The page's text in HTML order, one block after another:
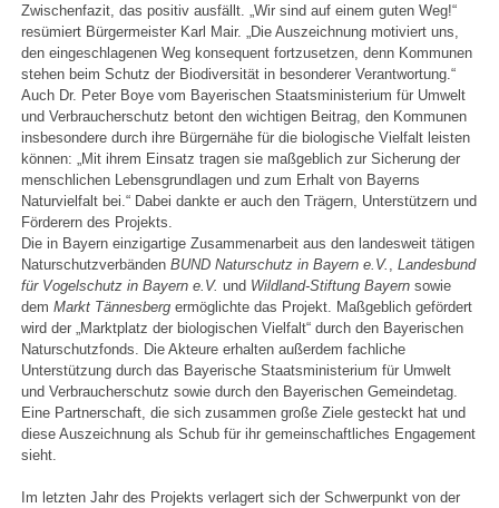
Zwischenfazit, das positiv ausfällt. „Wir sind auf einem guten Weg!“
resümiert Bürgermeister Karl Mair. „Die Auszeichnung motiviert uns,
den eingeschlagenen Weg konsequent fortzusetzen, denn Kommunen
stehen beim Schutz der Biodiversität in besonderer Verantwortung.“
Auch Dr. Peter Boye vom Bayerischen Staatsministerium für Umwelt
und Verbraucherschutz betont den wichtigen Beitrag, den Kommunen
insbesondere durch ihre Bürgernähe für die biologische Vielfalt leisten
können: „Mit ihrem Einsatz tragen sie maßgeblich zur Sicherung der
menschlichen Lebensgrundlagen und zum Erhalt von Bayerns
Naturvielfalt bei.“ Dabei dankte er auch den Trägern, Unterstützern und
Förderern des Projekts.
Die in Bayern einzigartige Zusammenarbeit aus den landesweit tätigen
NaturschutzverbändenBUND Naturschutz in Bayern e.V. ,Landesbund
für Vogelschutz in Bayern e.V. und Wildland-Stiftung Bayern sowie
demMarkt Tännesberg ermöglichte das Projekt. Maßgeblich gefördert
wird der „Marktplatz der biologischen Vielfalt“ durch den Bayerischen
Naturschutzfonds. Die Akteure erhalten außerdem fachliche
Unterstützung durch das Bayerische Staatsministerium für Umwelt
und Verbraucherschutz sowie durch den Bayerischen Gemeindetag.
Eine Partnerschaft, die sich zusammen große Ziele gesteckt hat und
diese Auszeichnung als Schub für ihr gemeinschaftliches Engagement
sieht.
Im letzten Jahr des Projekts verlagert sich der Schwerpunkt von der